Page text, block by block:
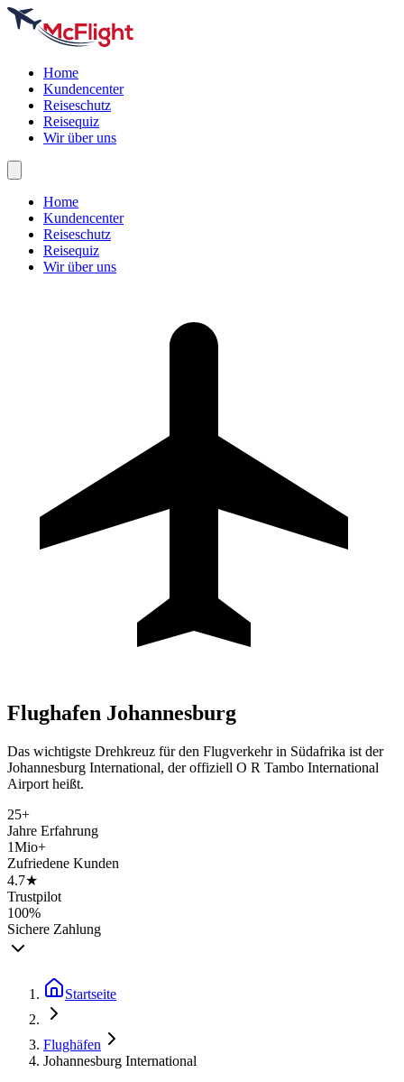
Home
Kundencenter
Reiseschutz
Reisequiz
Wir über uns
Home
Kundencenter
Reiseschutz
Reisequiz
Wir über uns
Flughafen Johannesburg
Das wichtigste Drehkreuz für den Flugverkehr in Südafrika ist der
Johannesburg International, der offiziell O R Tambo International
Airport heißt.
25+
Jahre Erfahrung
1Mio+
Zufriedene Kunden
4.7★
Trustpilot
100%
Sichere Zahlung
Startseite
Flughäfen
Johannesburg International